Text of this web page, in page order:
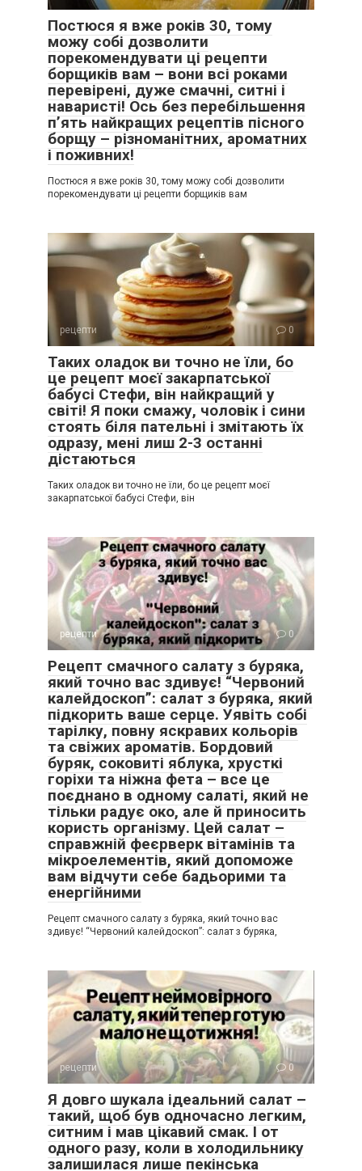
Постюся я вже років 30, тому
можу собі дозволити
порекомендувати ці рецепти
борщиків вам – вони всі роками
перевірені, дуже смачні, ситні і
наваристі! Ось без перебільшення
п’ять найкращих рецептів пісного
борщу – різноманітних, ароматних
і поживних!
Постюся я вже років 30, тому можу собі дозволити
порекомендувати ці рецепти борщиків вам
рецепти 0
Таких оладок ви точно не їли, бо
це рецепт моєї закарпатської
бабусі Стефи, він найкращий у
світі! Я поки смажу, чоловік і сини
стоять біля пательні і змітають їх
одразу, мені лиш 2-3 останні
дістаються
Таких оладок ви точно не їли, бо це рецепт моєї
закарпатської бабусі Стефи, він
рецепти 0
Рецепт смачного салату з буряка,
який точно вас здивує! “Червоний
калейдоскоп”: салат з буряка, який
підкорить ваше серце. Уявіть собі
тарілку, повну яскравих кольорів
та свіжих ароматів. Бордовий
буряк, соковиті яблука, хрусткі
горіхи та ніжна фета – все це
поєднано в одному салаті, який не
тільки радує око, але й приносить
користь організму. Цей салат –
справжній феєрверк вітамінів та
мікроелементів, який допоможе
вам відчути себе бадьорими та
енергійними
Рецепт смачного салату з буряка, який точно вас
здивує! “Червоний калейдоскоп”: салат з буряка,
рецепти 0
Я довго шукала ідеальний салат –
такий, щоб був одночасно легким,
ситним і мав цікавий смак. І от
одного разу, коли в холодильнику
залишилася лише пекінська